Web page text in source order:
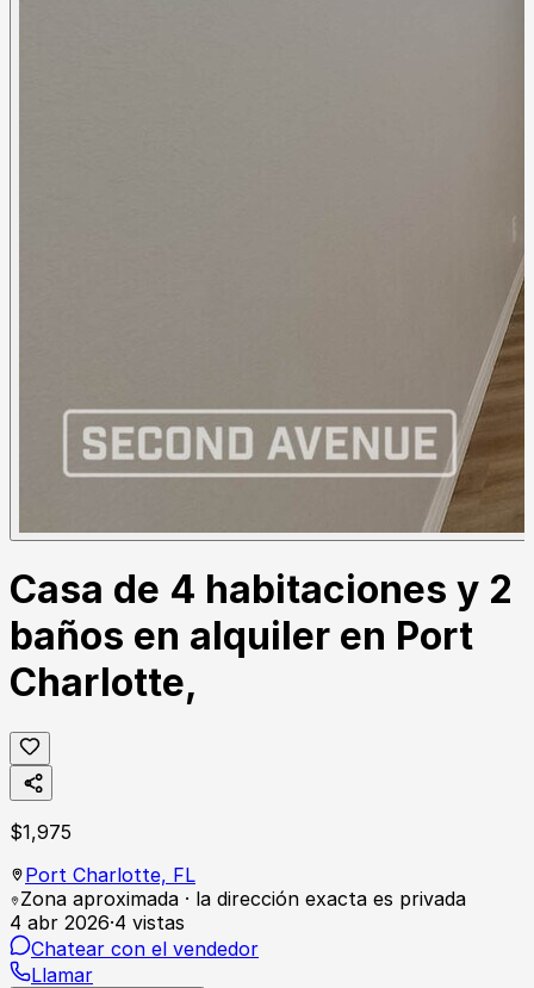
Casa de 4 habitaciones y 2
baños en alquiler en Port
Charlotte,
$1,975
Port Charlotte, FL
Zona aproximada · la dirección exacta es privada
4 abr 2026·4 vistas
Chatear con el vendedor
Llamar